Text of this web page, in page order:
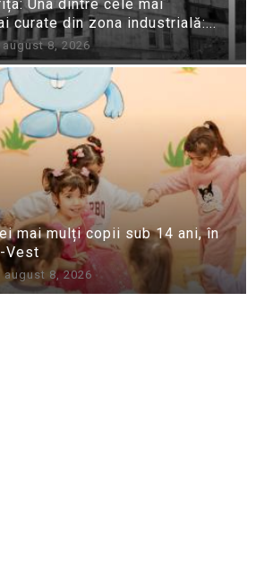
Una dintre cele mai
curate din zona industrială:...
august 8, 2026
mai mulți copii sub 14 ani, în
Vest
august 8, 2026